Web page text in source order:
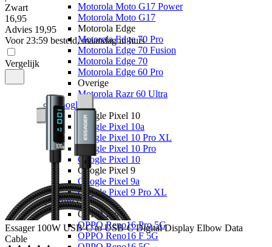
Motorola Moto G17 Power
Motorola Moto G17
Motorola Edge
Motorola Edge 70 Pro
Motorola Edge 70 Fusion
Motorola Edge 70
Motorola Edge 60 Pro
Overige
Motorola Razr 60 Ultra
Google
Google Pixel 10
Google Pixel 10a
Google Pixel 10 Pro XL
Google Pixel 10 Pro
Google Pixel 10
Google Pixel 9
Google Pixel 9a
Google Pixel 9 Pro XL
OPPO
OPPO Reno
OPPO Reno16 Pro 5G
OPPO Reno16 F 5G
Zwart
16,95
Advies 19,95
Voor 23:59 besteld, maandag in huis
Vergelijk
Essager 100W USB-C to USB-C Digital Display Elbow Data
Cable